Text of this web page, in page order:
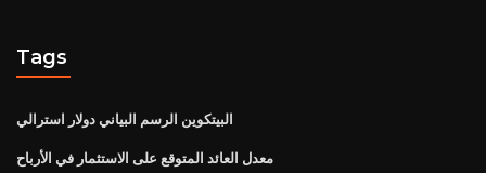
Tags
البيتكوين الرسم البياني دولار استرالي
معدل العائد المتوقع على الاستثمار في الأرباح